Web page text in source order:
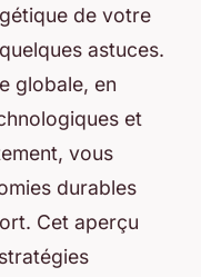
de votre
astuces.
globale, en
et
vous
durables
Cet aperçu